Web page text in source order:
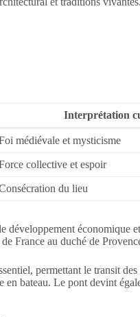
Interprétation
médiévale et mysticisme
collective et espoir
du lieu
France au duché de
permettant le transit
bateau. Le pont devint